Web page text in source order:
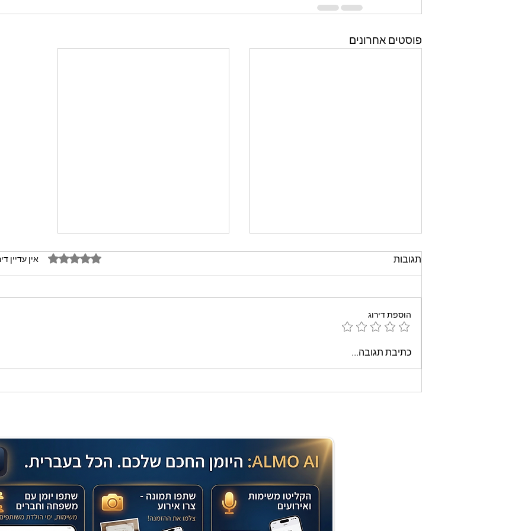
פוסטים אחרונים
עוגת שוקולד קלה וממכרת
תגובות דירוג של 0 מתוך 5 כוכבים אין עדיין
הוספת דירוג
כתיבת תגובה...